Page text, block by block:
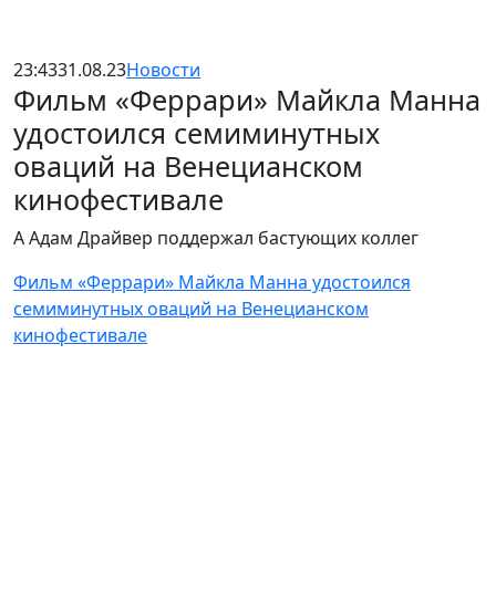
23:4331.08.23Новости
Фильм «Феррари» Майкла Манна
удостоился семиминутных
оваций на Венецианском
кинофестивале
А Адам Драйвер поддержал бастующих коллег
Фильм «Феррари» Майкла Манна удостоился
семиминутных оваций на Венецианском
кинофестивале